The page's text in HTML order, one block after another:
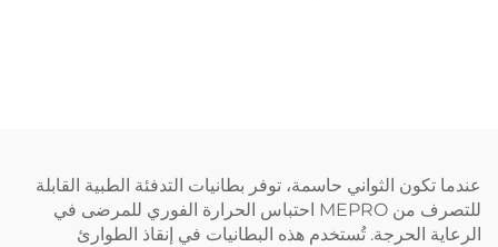
عندما تكون الثواني حاسمة، توفر بطانيات التدفئة الطبية القابلة
للتصرف من MEPRO احتباس الحرارة الفوري للمرضى في
الرعاية الحرجة. تُستخدم هذه البطانيات في إنقاذ الطوارئ